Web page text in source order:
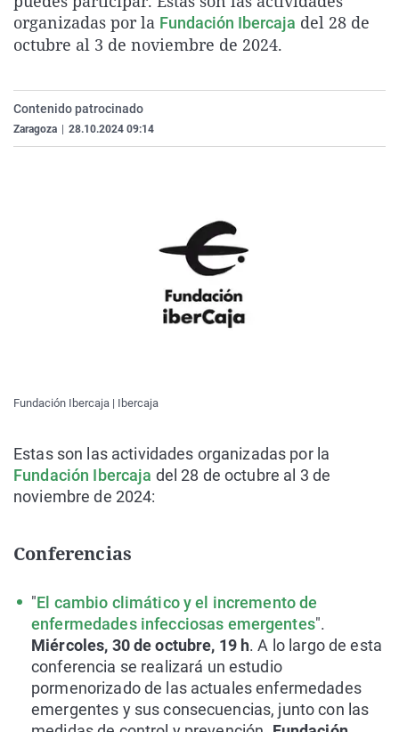
La rosa de los vientos
Gente viajera
Caso
Retornados
Extremadura
Galicia
Virales
Televisión
organizadas por la Fundación Ibercaja del 28 de
octubre al 3 de noviembre de 2024.
Contenido patrocinado
Zaragoza 28.10.2024 09:14
Fundación Ibercaja | Ibercaja
Estas son las actividades organizadas por la
Fundación Ibercaja del 28 de octubre al 3 de
noviembre de 2024:
Conferencias
"El cambio climático y el incremento de
enfermedades infecciosas emergentes".
Miércoles, 30 de octubre, 19 h. A lo largo de esta
conferencia se realizará un estudio
pormenorizado de las actuales enfermedades
emergentes y sus consecuencias, junto con las